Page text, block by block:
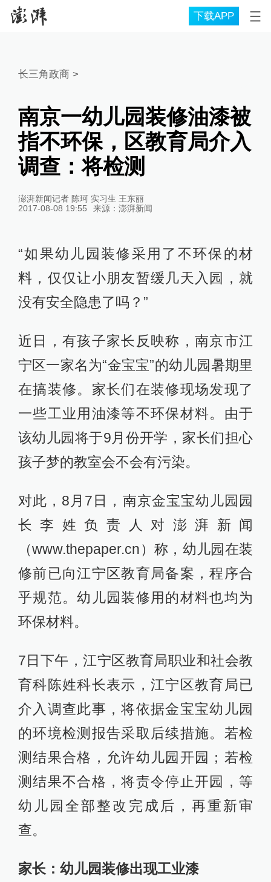
下载APP
长三角政商 >
南京一幼儿园装修油漆被
指不环保，区教育局介入
调查：将检测
澎湃新闻记者 陈珂 实习生 王东丽
2017-08-08 19:55
来源： 澎湃新闻
“如果幼儿园装修采用了不环保的材
料，仅仅让小朋友暂缓几天入园，就
没有安全隐患了吗？”
近日，有孩子家长反映称，南京市江
宁区一家名为“金宝宝”的幼儿园暑期里
在搞装修。家长们在装修现场发现了
一些工业用油漆等不环保材料。由于
该幼儿园将于9月份开学，家长们担心
孩子梦的教室会不会有污染。
对此，8月7日，南京金宝宝幼儿园园
长李姓负责人对澎湃新闻
（www.thepaper.cn）称，幼儿园在装
修前已向江宁区教育局备案，程序合
乎规范。幼儿园装修用的材料也均为
环保材料。
7日下午，江宁区教育局职业和社会教
育科陈姓科长表示，江宁区教育局已
介入调查此事，将依据金宝宝幼儿园
的环境检测报告采取后续措施。若检
测结果合格，允许幼儿园开园；若检
测结果不合格，将责令停止开园，等
幼儿园全部整改完成后，再重新审
查。
家长：幼儿园装修出现工业漆